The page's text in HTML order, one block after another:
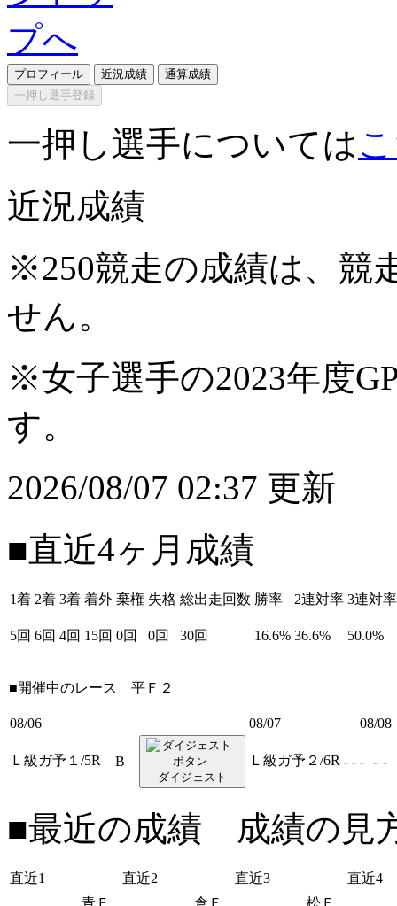
プロフィール 近況成績
通算成績
一押し選手登録
一押し選手については
近況成績
※250競走の成績は、競
せん。
※女子選手の2023年度
す。
2026/08/07 02:37 更新
■直近4ヶ月成績
1着 2着 3着 着外 棄権 失格 総出走回数 勝率 2連対率 3連対率
5回 6回 4回 15回 0回 0回 30回 16.6% 36.6% 50.0%
■開催中のレース 平Ｆ２
08/06 08/07 08/08
Ｌ級ガ予１/5R B
ダイジェスト
Ｌ級ガ予２/6R - - - - -
■最近の成績 成績の見
直近1 直近2 直近3 直近4
青Ｆ 倉Ｆ 松Ｆ